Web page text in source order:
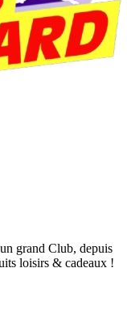
grand Club, depuis
loisirs & cadeaux !